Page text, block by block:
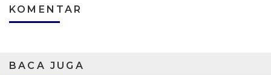
KOMENTAR
BACA JUGA